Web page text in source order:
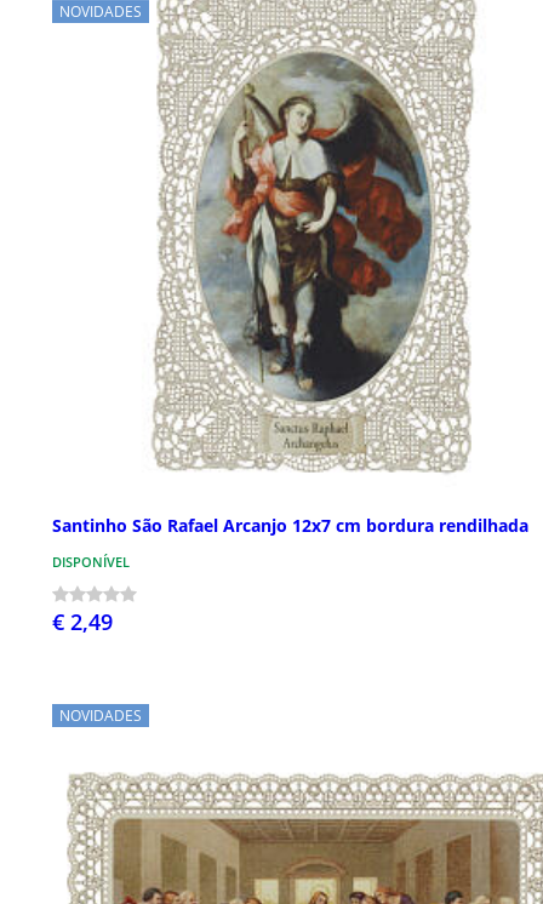
NOVIDADES
Santinho São Rafael Arcanjo 12x7 cm bordura rendilhada
DISPONÍVEL
€ 2,49
NOVIDADES